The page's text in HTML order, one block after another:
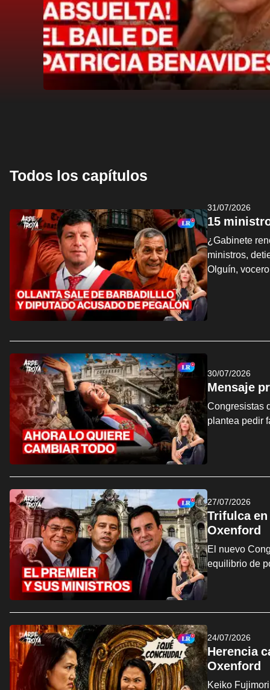
Todos los capítulos
31/07/2026
15
¿Gabinete
ministros,
Olguín,
30/07/2026
Mensaje
Congresistas
plantea pedir
27/07/2026
Trifulca
Oxenford
El nuevo
equilibrio de
24/07/2026
Herencia
Oxenford
Keiko